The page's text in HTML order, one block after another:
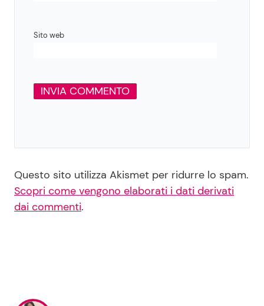
Sito web
Questo sito utilizza Akismet per ridurre lo spam.
Scopri come vengono elaborati i dati derivati
dai commenti.